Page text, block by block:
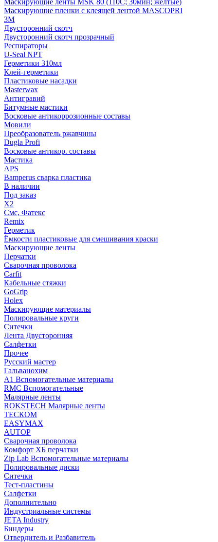
Маскирующие ленты MSK 80 (110С; 30мин; желтые)
Маскирующие пленки с клеящей лентой MASCOPRI
3M
Двусторонний скотч
Двусторонний скотч прозрачный
Респираторы
U-Seal NPT
Герметики 310мл
Клей-герметики
Пластиковые насадки
Masterwax
Антигравий
Битумные мастики
Восковые антикоррозионные составы
Мовили
Преобразователь ржавчины
Dugla Profi
Восковые антикор. составы
Мастика
APS
Bamperus сварка пластика
В наличии
Под заказ
X2
Смс, Фатекс
Remix
Герметик
Ёмкости пластиковые для смешивания краски
Маскирующие ленты
Перчатки
Сварочная проволока
Carfit
Кабельные стяжки
GoGrip
Holex
Маскирующие материалы
Полировальные круги
Ситечки
Лента Двусторонняя
Салфетки
Прочее
Русский мастер
Гальванохим
А1 Вспомогательные материалы
RMC Вспомогательные
Малярные ленты
ROKSTECH Малярные ленты
ТЕСКОМ
EASYMAX
AUTOP
Сварочная проволока
Комфорт ХБ перчатки
Zip Lab Вспомогательные материалы
Полировальные диски
Ситечки
Тест-пластины
Салфетки
Дополнительно
Индустриальные системы
JETA Industry
Биндеры
Отвердитель и Разбавитель